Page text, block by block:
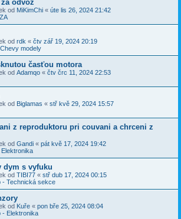
odvoz
od MiKimChi « úte lis 26, 2024 21:42
od rdk « čtv zář 19, 2024 20:19
modely
časťou motora
od Adamqo « čtv črc 11, 2024 22:53
od Biglamas « stř kvě 29, 2024 15:57
z reproduktoru pri couvani a chrceni z
od Gandi « pát kvě 17, 2024 19:42
dym s vyfuku
od TIBI77 « stř dub 17, 2024 00:15
- Technická sekce
od Kuře « pon bře 25, 2024 08:04
- Elektronika